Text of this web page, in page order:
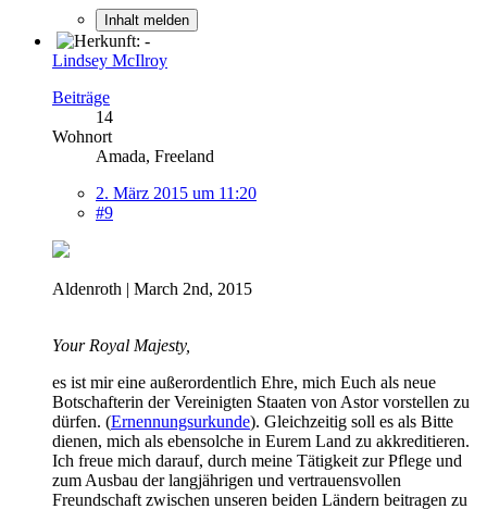
Inhalt melden
Lindsey McIlroy
Beiträge
14
Wohnort
Amada, Freeland
2. März 2015 um 11:20
#9
Aldenroth | March 2nd, 2015
Your Royal Majesty,
es ist mir eine außerordentlich Ehre, mich Euch als neue
Botschafterin der Vereinigten Staaten von Astor vorstellen zu
dürfen. (Ernennungsurkunde). Gleichzeitig soll es als Bitte
dienen, mich als ebensolche in Eurem Land zu akkreditieren.
Ich freue mich darauf, durch meine Tätigkeit zur Pflege und
zum Ausbau der langjährigen und vertrauensvollen
Freundschaft zwischen unseren beiden Ländern beitragen zu